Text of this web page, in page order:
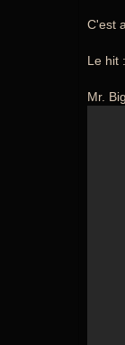
C'est
Le hit :
Mr.